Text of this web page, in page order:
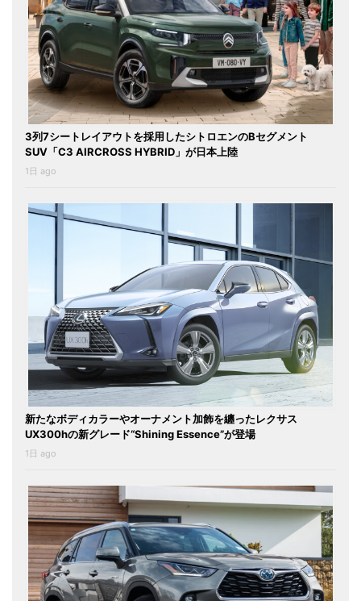
3列7シートレイアウトを採用したシトロエンのBセグメント
SUV「C3 AIRCROSS HYBRID」が日本上陸
1日 ago
新たなボディカラーやオーナメント加飾を纏ったレクサス
UX300hの新グレード“Shining Essence”が登場
1日 ago